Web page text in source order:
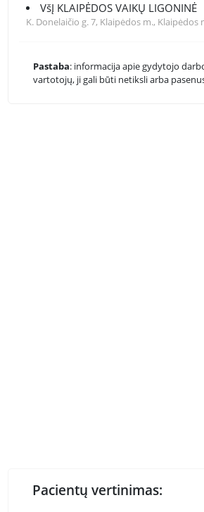
VšĮ KLAIPĖDOS VAIKŲ LIGONINĖ
K. Donelaičio g. 7, Klaipėdos m., Klaipėdos
Pastaba: informacija apie gydytojo
vartotojų, ji gali būti netiksli arba
Pacientų vertinimas: